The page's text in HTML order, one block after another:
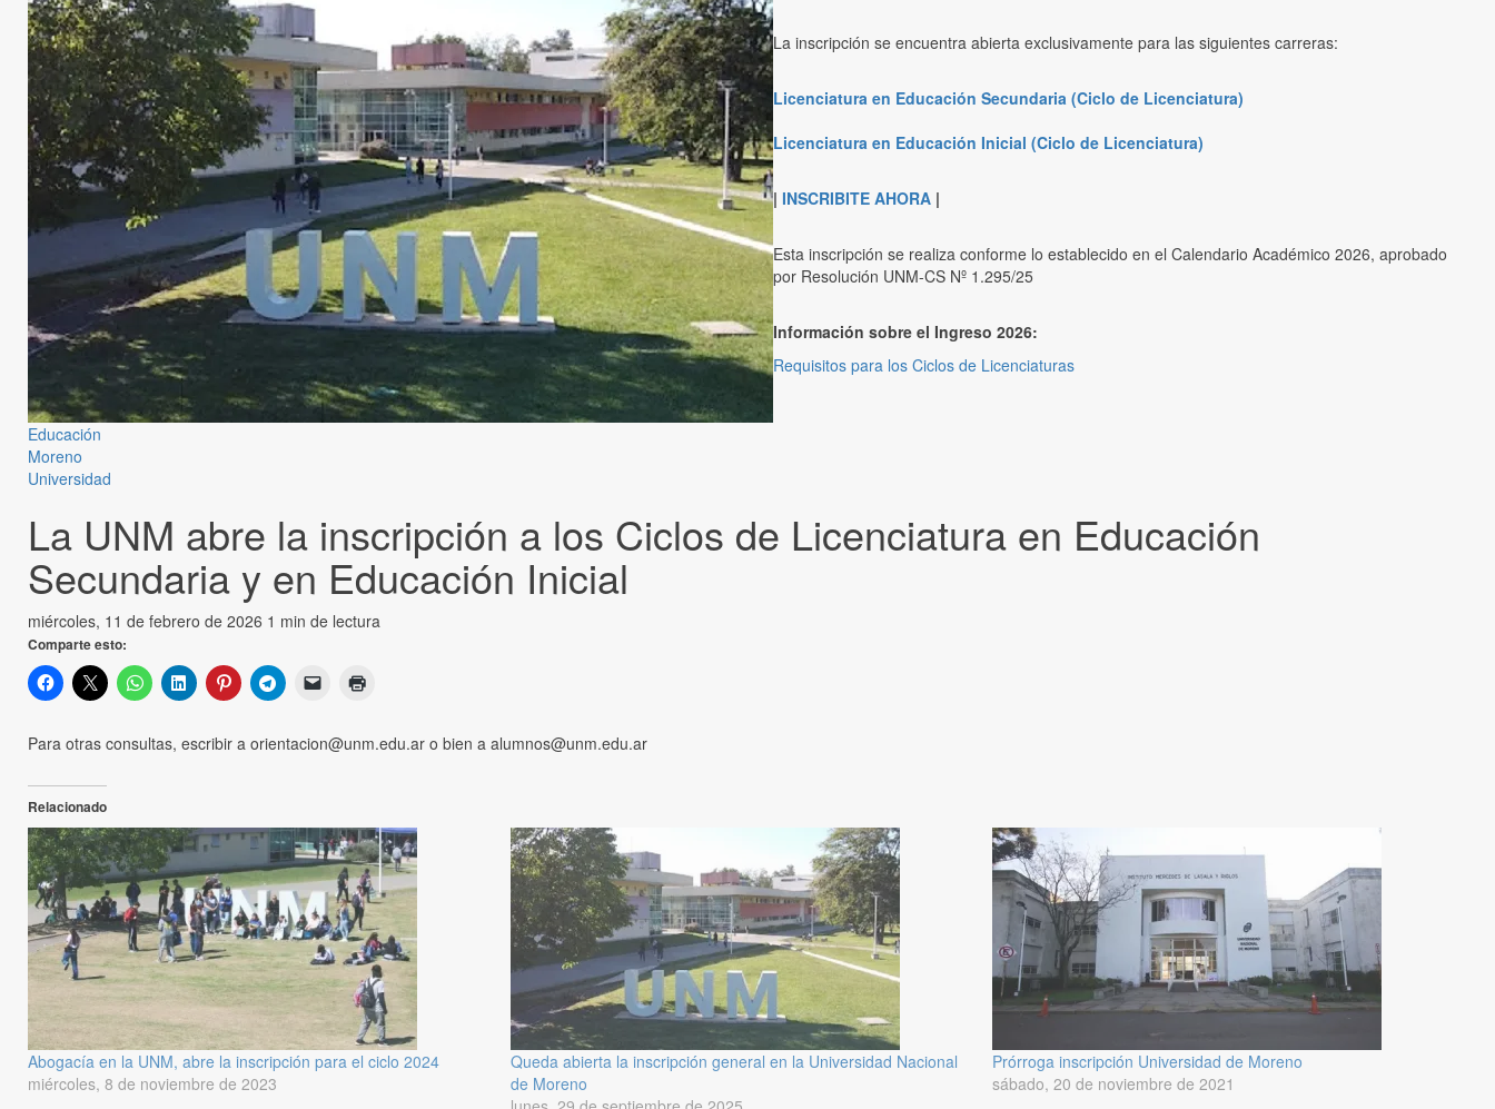
Educación
Moreno
Universidad
La UNM abre la inscripción a los Ciclos de Licenciatura en Educación
Secundaria y en Educación Inicial
miércoles, 11 de febrero de 2026 1 min de lectura
Comparte esto:
La inscripción se encuentra abierta exclusivamente para las siguientes carreras:
Licenciatura en Educación Secundaria (Ciclo de Licenciatura)
Licenciatura en Educación Inicial (Ciclo de Licenciatura)
| INSCRIBITE AHORA |
Esta inscripción se realiza conforme lo establecido en el Calendario Académico 2026, aprobado
por Resolución UNM-CS Nº 1.295/25
Información sobre el Ingreso 2026:
Requisitos para los Ciclos de Licenciaturas
Para otras consultas, escribir a orientacion@unm.edu.ar o bien a alumnos@unm.edu.ar
Relacionado
Abogacía en la UNM, abre la inscripción para el ciclo 2024
miércoles, 8 de noviembre de 2023
Queda abierta la inscripción general en la Universidad Nacional
de Moreno
Prórroga inscripción Universidad de Moreno
sábado, 20 de noviembre de 2021